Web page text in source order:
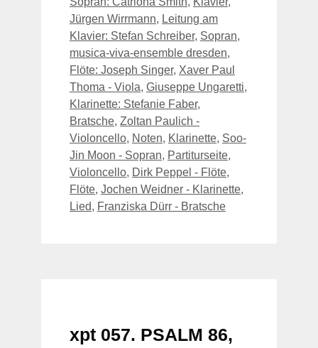
Jürgen Wirrmann, Leitung am
Klavier: Stefan Schreiber, Sopran,
musica-viva-ensemble dresden,
Flöte: Joseph Singer, Xaver Paul
Thoma - Viola, Giuseppe Ungaretti,
Klarinette: Stefanie Faber,
Bratsche, Zoltan Paulich -
Violoncello, Noten, Klarinette, Soo-
Jin Moon - Sopran, Partiturseite,
Violoncello, Dirk Peppel - Flöte,
Flöte, Jochen Weidner - Klarinette,
Lied, Franziska Dürr - Bratsche
xpt 057. PSALM 86,